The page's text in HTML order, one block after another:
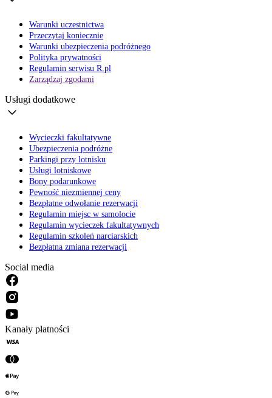
Warunki uczestnictwa
Przeczytaj koniecznie
Warunki ubezpieczenia podróżnego
Polityka prywatności
Regulamin serwisu R.pl
Zarządzaj zgodami
Usługi dodatkowe
Wycieczki fakultatywne
Ubezpieczenia podróżne
Parkingi przy lotnisku
Usługi lotniskowe
Bony podarunkowe
Pewność niezmiennej ceny
Bezpłatne odwołanie rezerwacji
Regulamin miejsc w samolocie
Regulamin wycieczek fakultatywnych
Regulamin szkoleń narciarskich
Bezpłatna zmiana rezerwacji
Social media
Kanały płatności